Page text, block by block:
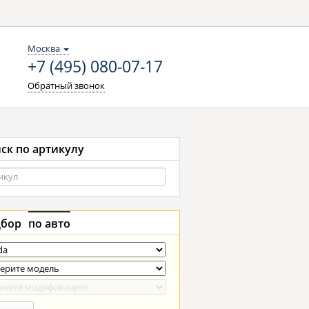
Москва
+7 (495) 080-07-17
Обратный звонок
по артикулу
по авто